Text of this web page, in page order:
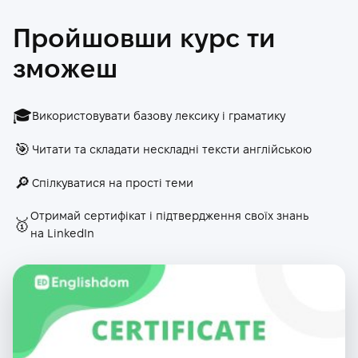
3. Tangled
4. Revision
6. Inside Out 2
8. Moana
Пройшовши курс ти
зможеш
🎓Використовувати базову лексику і граматику
🎯 Читати та складати нескладні тексти англійською
🔎 Спілкуватися на прості теми
🥇Отримай сертифікат і підтвердження своїх знань
на LinkedIn